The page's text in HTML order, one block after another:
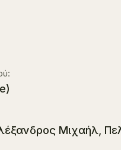
Μιχαήλ,